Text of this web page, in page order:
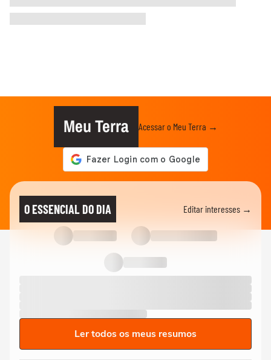
Meu Terra Acessar o Meu Terra →
O ESSENCIAL DO DIA Editar interesses →
Ler todos os meus resumos